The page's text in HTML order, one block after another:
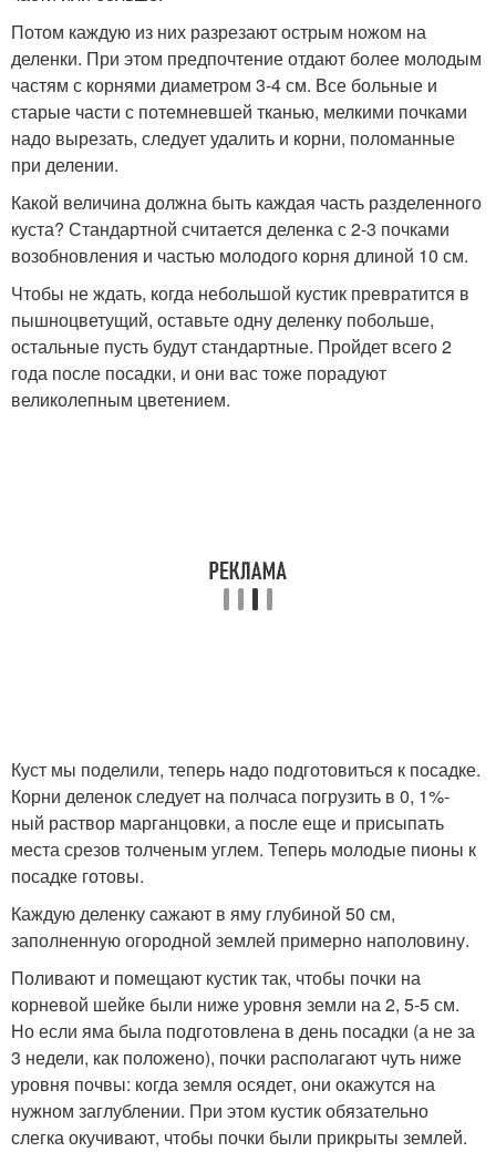
Потом каждую из них разрезают острым ножом на
деленки. При этом предпочтение отдают более молодым
частям с корнями диаметром 3-4 см. Все больные и
старые части с потемневшей тканью, мелкими почками
надо вырезать, следует удалить и корни, поломанные
при делении.
Какой величина должна быть каждая часть разделенного
куста? Стандартной считается деленка с 2-3 почками
возобновления и частью молодого корня длиной 10 см.
Чтобы не ждать, когда небольшой кустик превратится в
пышноцветущий, оставьте одну деленку побольше,
остальные пусть будут стандартные. Пройдет всего 2
года после посадки, и они вас тоже порадуют
великолепным цветением.
Куст мы поделили, теперь надо подготовиться к посадке.
Корни деленок следует на полчаса погрузить в 0, 1%-
ный раствор марганцовки, а после еще и присыпать
места срезов толченым углем. Теперь молодые пионы к
посадке готовы.
Каждую деленку сажают в яму глубиной 50 см,
заполненную огородной землей примерно наполовину.
Поливают и помещают кустик так, чтобы почки на
корневой шейке были ниже уровня земли на 2, 5-5 см.
Но если яма была подготовлена в день посадки (а не за
3 недели, как положено), почки располагают чуть ниже
уровня почвы: когда земля осядет, они окажутся на
нужном заглублении. При этом кустик обязательно
слегка окучивают, чтобы почки были прикрыты землей.